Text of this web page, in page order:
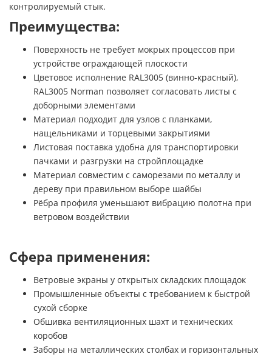
контролируемый стык.
Преимущества:
Поверхность не требует мокрых процессов при
устройстве ограждающей плоскости
Цветовое исполнение RAL3005 (винно-красный),
RAL3005 Norman позволяет согласовать листы с
доборными элементами
Материал подходит для узлов с планками,
нащельниками и торцевыми закрытиями
Листовая поставка удобна для транспортировки
пачками и разгрузки на стройплощадке
Материал совместим с саморезами по металлу и
дереву при правильном выборе шайбы
Рёбра профиля уменьшают вибрацию полотна при
ветровом воздействии
Сфера применения:
Ветровые экраны у открытых складских площадок
Промышленные объекты с требованием к быстрой
сухой сборке
Обшивка вентиляционных шахт и технических
коробов
Заборы на металлических столбах и горизонтальных